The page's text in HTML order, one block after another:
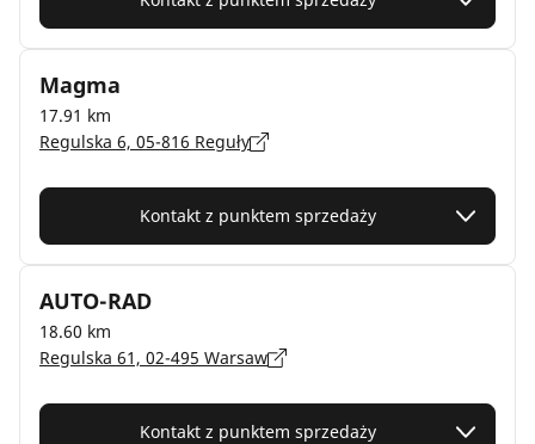
Magma
17.91 km
Regulska 6, 05-816 Reguły
Kontakt z punktem sprzedaży
AUTO-RAD
18.60 km
Regulska 61, 02-495 Warsaw
Kontakt z punktem sprzedaży